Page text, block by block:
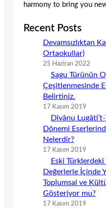
harmony to bring you
Recent Posts
Devamsızlıktan
Ortaokullar)
25 Haziran 2022
Sagu Türünün
Çeşitlenmesinde
Belirtiniz.
17 Kasım 2019
Dîvânu
Dönemi
Nelerdir?
17 Kasım 2019
Eski
Değerlerle İçinde
Toplumsal ve
Gösteriyor mu?
17 Kasım 2019